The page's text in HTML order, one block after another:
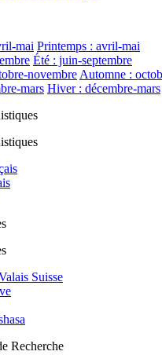
mai Printemps : avril-mai
Été : juin-septembre
novembre Automne :
mars Hiver : décembre-mars
Suisse
Recherche